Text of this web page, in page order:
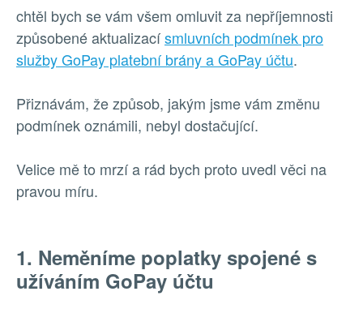
chtěl bych se vám všem omluvit za nepříjemnosti
způsobené aktualizacísmluvních podmínek pro
služby GoPay platební brány a GoPay účtu.
Přiznávám, že způsob, jakým jsme vám změnu
podmínek oznámili, nebyl dostačující.
Velice mě to mrzí a rád bych proto uvedl věci na
pravou míru.
1. Neměníme poplatky spojené s
užíváním GoPay účtu